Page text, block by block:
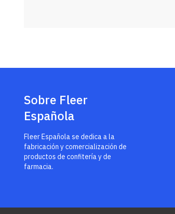
Sobre Fleer
Española
Fleer Española se dedica a la
fabricación y comercialización de
productos de confitería y de
farmacia.